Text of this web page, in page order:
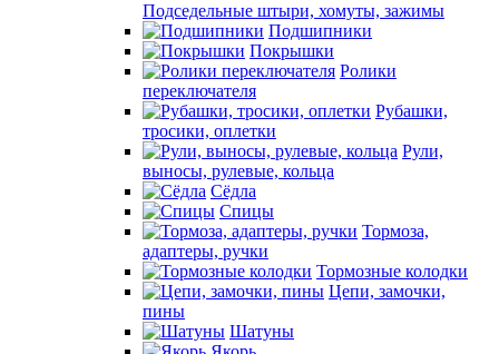
Подседельные штыри, хомуты, зажимы
Подшипники
Покрышки
Ролики
переключателя
Рубашки,
тросики, оплетки
Рули,
выносы, рулевые, кольца
Сёдла
Спицы
Тормоза,
адаптеры, ручки
Тормозные колодки
Цепи, замочки,
пины
Шатуны